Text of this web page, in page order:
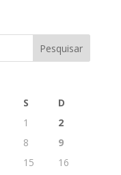
S
D
1
2
8
9
15
16